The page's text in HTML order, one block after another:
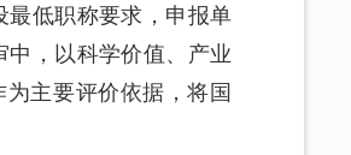
最低职称要求，申报单
，以科学价值、产业
主要评价依据，将国